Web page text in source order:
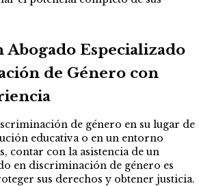
Abogado Especializado
de Género con
de género en su lugar de
educativa o en un entorno
contar con la asistencia de un
en discriminación de género es
sus derechos y obtener justicia.